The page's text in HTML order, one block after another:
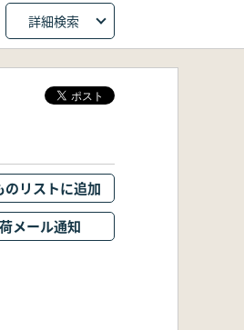
詳細検索
のリストに追加
メール通知